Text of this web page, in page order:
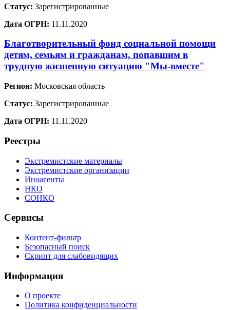
Статус: Зарегистрированные
Дата ОГРН: 11.11.2020
Благотворительный фонд социальной помощи
детям, семьям и гражданам, попавшим в
трудную жизненную ситуацию "Мы-вместе"
Регион: Московская область
Статус: Зарегистрированные
Дата ОГРН: 11.11.2020
Реестры
Экстремистские материалы
Экстремистские организации
Иноагенты
НКО
СОНКО
Сервисы
Контент-фильтр
Безопасный поиск
Скрипт для слабовидящих
Информация
О проекте
Политика конфиденциальности